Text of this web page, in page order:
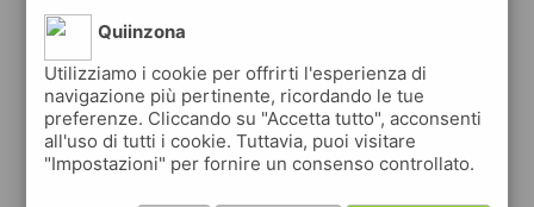
Quiinzona
Utilizziamo i cookie per offrirti l'esperienza di
navigazione più pertinente, ricordando le tue
preferenze. Cliccando su "Accetta tutto", acconsenti
all'uso di tutti i cookie. Tuttavia, puoi visitare
"Impostazioni" per fornire un consenso controllato.